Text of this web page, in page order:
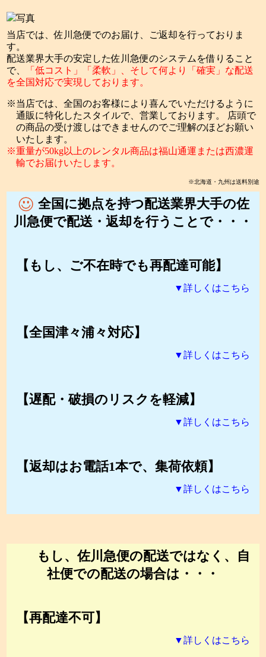
当店では、佐川急便でのお届け、ご返却を行っておりま
す。
配送業界大手の安定した佐川急便のシステムを借りること
で、
「低コスト」「柔軟」、そして何より「確実」な配送
を全国対応で実現しております。
当店では、全国のお客様により喜んでいただけるように
通販に特化したスタイルで、営業しております。 店頭で
の商品の受け渡しはできませんのでご理解のほどお願い
いたします。
重量が50kg以上のレンタル商品は福山通運または西濃運
輸でお届けいたします。
※北海道・九州は送料別途
全国に拠点を持つ配送業界大手の佐
川急便で配送・返却を行うことで・・・
【もし、ご不在時でも再配達可能】
▼詳しくはこちら
【全国津々浦々対応】
▼詳しくはこちら
【遅配・破損のリスクを軽減】
▼詳しくはこちら
【返却はお電話1本で、集荷依頼】
▼詳しくはこちら
もし、佐川急便の配送ではなく、自
社便での配送の場合は・・・
【再配達不可】
▼詳しくはこちら